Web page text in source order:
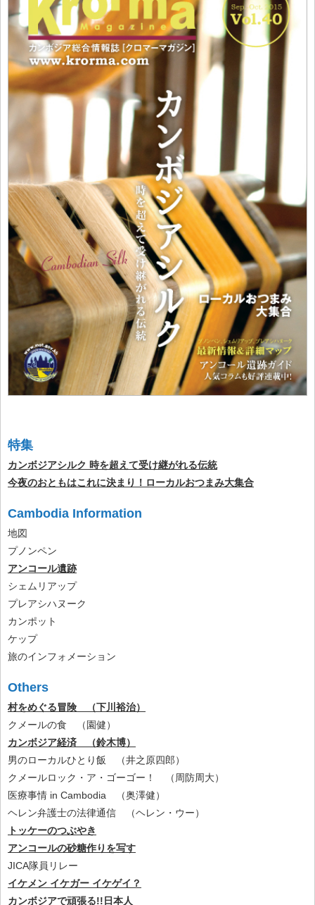
特集
カンボジアシルク 時を超えて受け継がれる伝統
今夜のおともはこれに決まり！ローカルおつまみ大集合
Cambodia Information
地図
プノンペン
アンコール遺跡
シェムリアップ
プレアシハヌーク
カンポット
ケップ
旅のインフォメーション
Others
村をめぐる冒険 （下川裕治）
クメールの食 （園健）
カンボジア経済 （鈴木博）
男のローカルひとり飯 （井之原四郎）
クメールロック・ア・ゴーゴー！ （周防周大）
医療事情 in Cambodia （奥澤健）
ヘレン弁護士の法律通信 （ヘレン・ウー）
トッケーのつぶやき
アンコールの砂糖作りを写す
JICA隊員リレー
イケメン イケガー イケゲイ？
カンボジアで頑張る!!日本人